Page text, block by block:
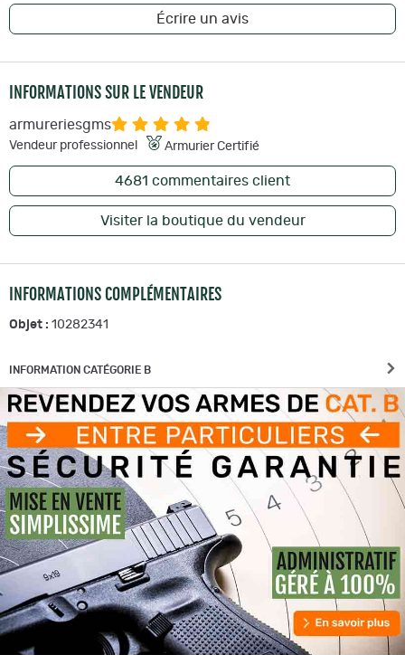
Écrire un avis
INFORMATIONS SUR LE VENDEUR
armureriesgms
Vendeur professionnel Armurier Certifié
4681 commentaires client
Visiter la boutique du vendeur
INFORMATIONS COMPLÉMENTAIRES
Objet : 10282341
INFORMATION CATÉGORIE B